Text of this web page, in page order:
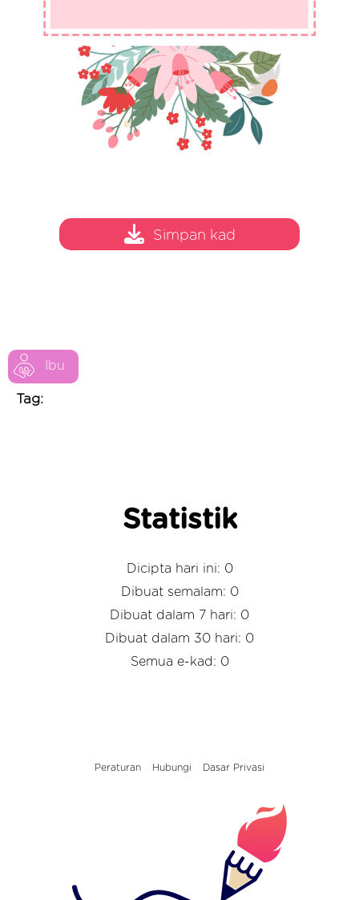
Ibu
Tag:
Simpan kad
Statistik
Dicipta hari ini: 0
Dibuat semalam: 0
Dibuat dalam 7 hari: 0
Dibuat dalam 30 hari: 0
Semua e-kad: 0
Peraturan Hubungi Dasar Privasi